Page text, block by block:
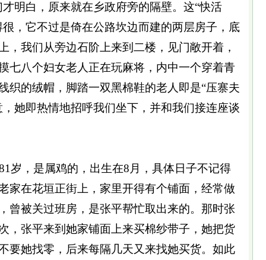
明白，原来就在乡政府旁的隔壁。这“快活
，它不过是倚在公路坎边而建的两层房子，底
，我们从旁边石阶上来到二楼，见门敞开着，
七八个妇女老人正在玩麻将，内中一个穿着青
织的绒帽，脚踏一双黑棉鞋的老人即是“压寨夫
她即热情地招呼我们坐下，并和我们接连座谈
，是属鸡的，出生在8月，具体日子不记得
家在花垣正街上，家里开得有个铺面，经常做
曾被关过班房，是张平帮忙取出来的。那时张
，张平来到她家铺面上来买棉纱带子，她把货
要她找零，后来每隔几天又来找她买货。如此